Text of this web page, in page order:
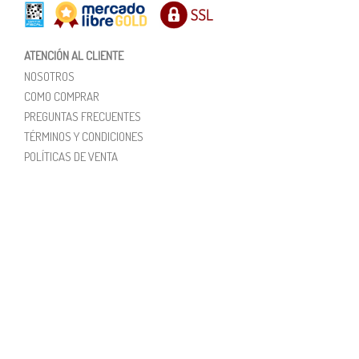
ATENCIÓN AL CLIENTE
NOSOTROS
COMO COMPRAR
PREGUNTAS FRECUENTES
TÉRMINOS Y CONDICIONES
POLÍTICAS DE VENTA